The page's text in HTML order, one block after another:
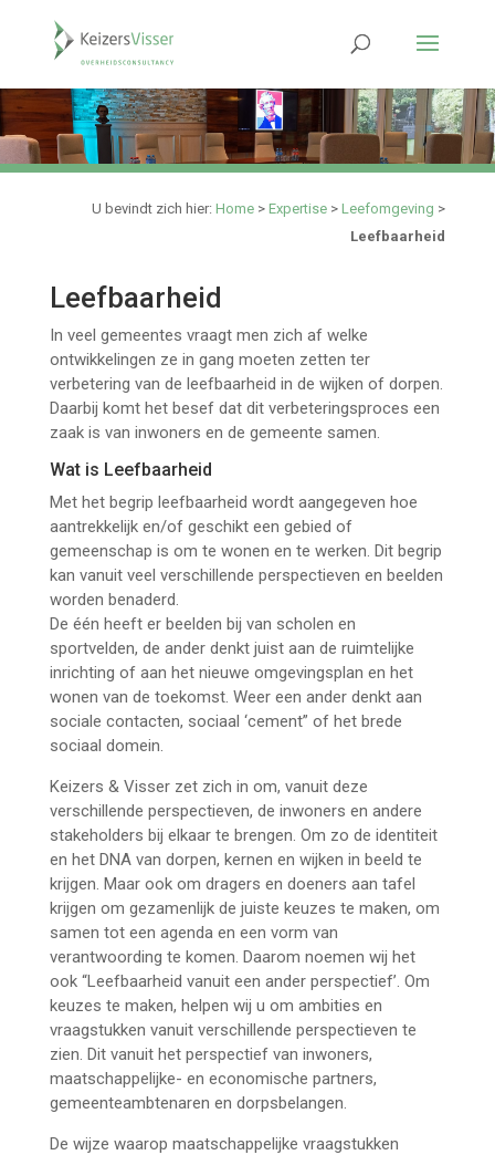
U bevindt zich hier:Home >Expertise >Leefomgeving >
Leefbaarheid
Leefbaarheid
In veel gemeentes vraagt men zich af welke
ontwikkelingen ze in gang moeten zetten ter
verbetering van de leefbaarheid in de wijken of dorpen.
Daarbij komt het besef dat dit verbeteringsproces een
zaak is van inwoners en de gemeente samen.
Wat is Leefbaarheid
Met het begrip leefbaarheid wordt aangegeven hoe
aantrekkelijk en/of geschikt een gebied of
gemeenschap is om te wonen en te werken. Dit begrip
kan vanuit veel verschillende perspectieven en beelden
worden benaderd.
De één heeft er beelden bij van scholen en
sportvelden, de ander denkt juist aan de ruimtelijke
inrichting of aan het nieuwe omgevingsplan en het
wonen van de toekomst. Weer een ander denkt aan
sociale contacten, sociaal ‘cement” of het brede
sociaal domein.
Keizers & Visser zet zich in om, vanuit deze
verschillende perspectieven, de inwoners en andere
stakeholders bij elkaar te brengen. Om zo de identiteit
en het DNA van dorpen, kernen en wijken in beeld te
krijgen. Maar ook om dragers en doeners aan tafel
krijgen om gezamenlijk de juiste keuzes te maken, om
samen tot een agenda en een vorm van
verantwoording te komen. Daarom noemen wij het
ook “Leefbaarheid vanuit een ander perspectief’. Om
keuzes te maken, helpen wij u om ambities en
vraagstukken vanuit verschillende perspectieven te
zien. Dit vanuit het perspectief van inwoners,
maatschappelijke- en economische partners,
gemeenteambtenaren en dorpsbelangen.
De wijze waarop maatschappelijke vraagstukken